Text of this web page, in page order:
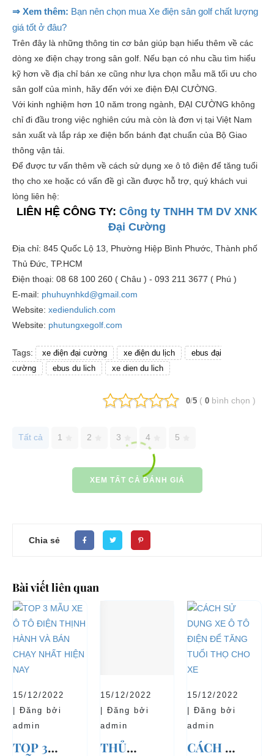
⇒ Xem thêm: Bạn nên chọn mua Xe điện sân golf chất lượng
giá tốt ở đâu?
Trên đây là những thông tin cơ bản giúp bạn hiểu thêm về các
dòng xe điện chạy trong sân golf. Nếu bạn có nhu cầu tìm hiểu
kỹ hơn về địa chỉ bán xe cũng như lựa chọn mẫu mã tối ưu cho
sân golf của mình, hãy đến với xe điện ĐẠI CƯỜNG.
Với kinh nghiệm hơn 10 năm trong ngành, ĐẠI CƯỜNG không
chỉ đi đầu trong việc nghiên cứu mà còn là đơn vị tại Việt Nam
sản xuất và lắp ráp xe điện bốn bánh đạt chuẩn của Bộ Giao
thông vận tải.
Để được tư vấn thêm về cách sử dụng xe ô tô điện để tăng tuổi
thọ cho xe hoặc có vấn đề gì cần được hỗ trợ, quý khách vui
lòng liên hệ:
LIÊN HỆ CÔNG TY: Công ty TNHH TM DV XNK
Đại Cường
Địa chỉ: 845 Quốc Lộ 13, Phường Hiệp Bình Phước, Thành phố
Thủ Đức, TP.HCM
Điện thoại: 08 68 100 260 ( Châu ) - 093 211 3677 ( Phú )
E-mail: phuhuynhkd@gmail.com
Website: xediendulich.com
Website: phutungxegolf.com
Tags: xe điện đại cường xe điện du lịch
ebus đại
cường
ebus du lich xe dien du lich
0/5 ( 0 bình chọn )
Tất cả 1 2 3 4 5
XEM TẤT CẢ ĐÁNH GIÁ
Chia sẻ
Bài viết liên quan
15/12/2022
| Đăng bởi
admin
TOP 3
15/12/2022
| Đăng bởi
admin
THỦ
15/12/2022
| Đăng bởi
admin
CÁCH SỬ